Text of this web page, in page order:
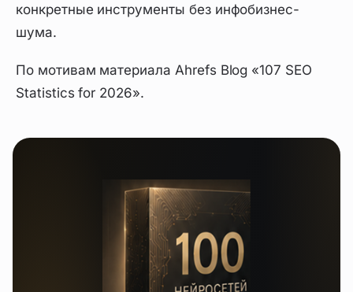
конкретные инструменты без инфобизнес-
шума.
По мотивам материала Ahrefs Blog «107 SEO
Statistics for 2026».